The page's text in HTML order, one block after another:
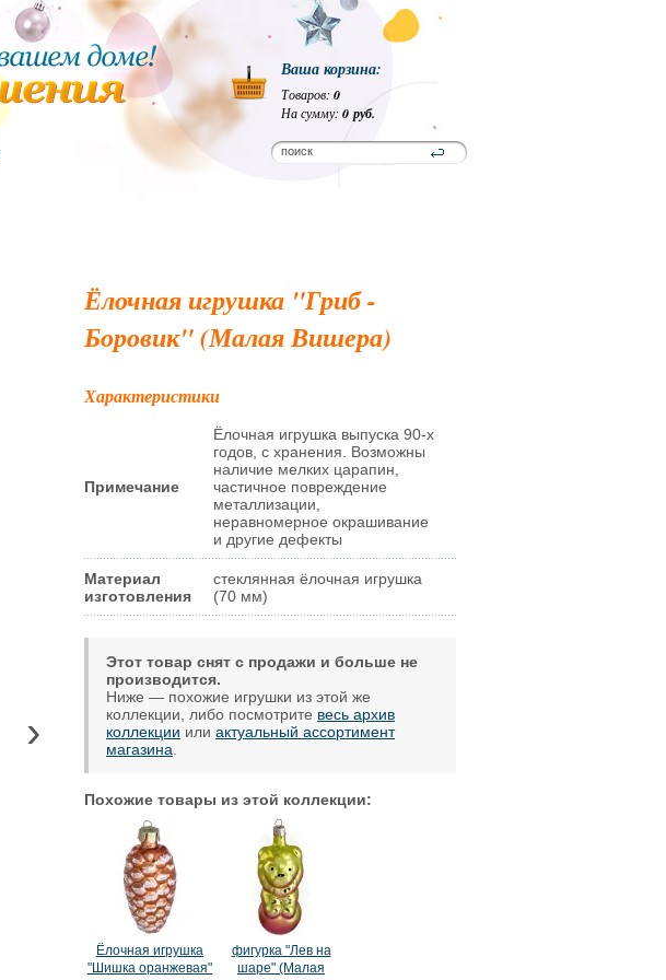
Ваша корзина:
Товаров: 0
На сумму: 0 руб.
›
Ёлочная игрушка "Гриб -
Боровик" (Малая Вишера)
Характеристики
Примечание
Ёлочная игрушка выпуска 90-х
годов, с хранения. Возможны
наличие мелких царапин,
частичное повреждение
металлизации,
неравномерное окрашивание
и другие дефекты
Материал
изготовления
стеклянная ёлочная игрушка
(70 мм)
Этот товар снят с продажи и больше не
производится.
Ниже — похожие игрушки из этой же
коллекции, либо посмотрите весь архив
коллекции или актуальный ассортимент
магазина
Похожие товары из этой коллекции:
Ёлочная игрушка
"Шишка оранжевая"
фигурка "Лев на
шаре" (Малая